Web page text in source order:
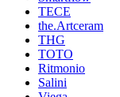
TECE
the.Artceram
THG
TOTO
Ritmonio
Salini